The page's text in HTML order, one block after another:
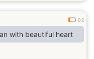
0.2
with beautiful heart